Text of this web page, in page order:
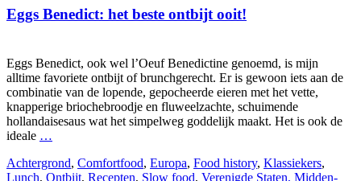
Eggs Benedict: het beste ontbijt ooit!
Eggs Benedict, ook wel l’Oeuf Benedictine genoemd, is mijn
alltime favoriete ontbijt of brunchgerecht. Er is gewoon iets aan de
combinatie van de lopende, gepocheerde eieren met het vette,
knapperige briochebroodje en fluweelzachte, schuimende
hollandaisesaus wat het simpelweg goddelijk maakt. Het is ook de
ideale …
Achtergrond, Comfortfood, Europa, Food history, Klassiekers,
Lunch, Ontbijt, Recepten, Slow food, Verenigde Staten, Midden-